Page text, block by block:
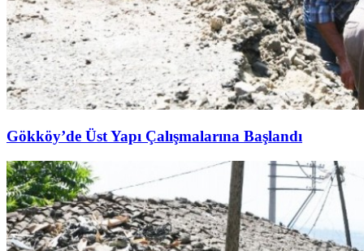
Gökköy’de Üst Yapı Çalışmalarına Başlandı